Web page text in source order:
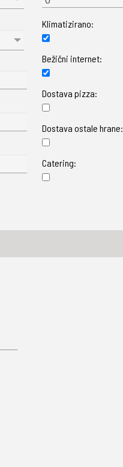
Klimatizirano:
Bežični internet:
Dostava pizza:
Dostava ostale hrane:
Catering: